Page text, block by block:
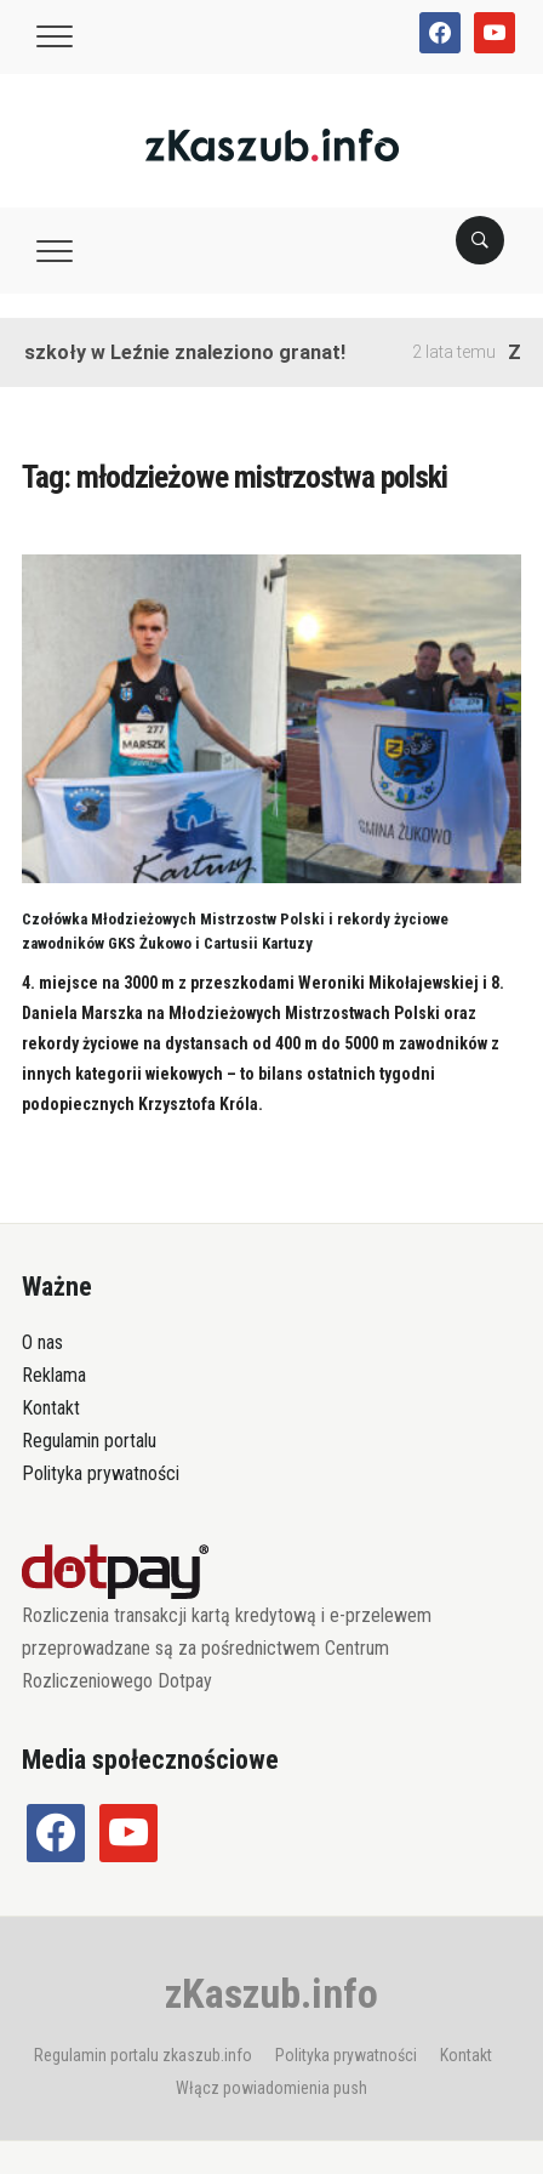
facebookyoutube
szkoły w Leźnie znaleziono granat! 2 lata temu
Tag: młodzieżowe mistrzostwa polski
Czołówka Młodzieżowych Mistrzostw Polski i rekordy życiowe
zawodników GKS Żukowo i Cartusii Kartuzy
4. miejsce na 3000 m z przeszkodami Weroniki Mikołajewskiej i 8.
Daniela Marszka na Młodzieżowych Mistrzostwach Polski oraz
rekordy życiowe na dystansach od 400 m do 5000 m zawodników z
innych kategorii wiekowych – to bilans ostatnich tygodni
podopiecznych Krzysztofa Króla.
Ważne
O nas
Reklama
Kontakt
Regulamin portalu
Polityka prywatności
Rozliczenia transakcji kartą kredytową i e-przelewem
przeprowadzane są za pośrednictwem Centrum
Rozliczeniowego Dotpay
Media społecznościowe
facebook youtube
zKaszub.info
Regulamin portalu zkaszub.info Polityka prywatności
Kontakt
Włącz powiadomienia push